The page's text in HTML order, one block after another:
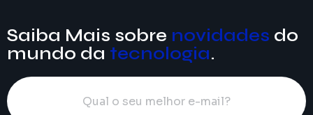
Saiba Mais sobre novidades do
mundo da tecnologia.